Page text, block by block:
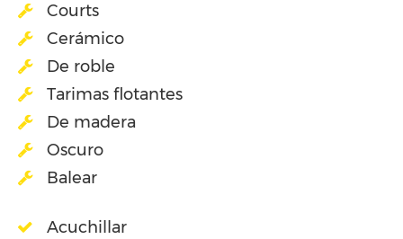
Courts
Cerámico
De roble
Tarimas flotantes
De madera
Oscuro
Balear
Acuchillar